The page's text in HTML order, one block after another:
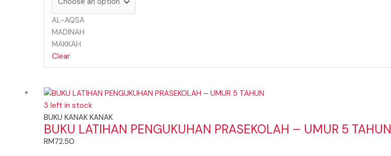
AL-AQSA
MADINAH
MAKKAH
Clear
3 left in stock
BUKU KANAK KANAK
BUKU LATIHAN PENGUKUHAN PRASEKOLAH – UMUR 5 TAHUN
RM72.50